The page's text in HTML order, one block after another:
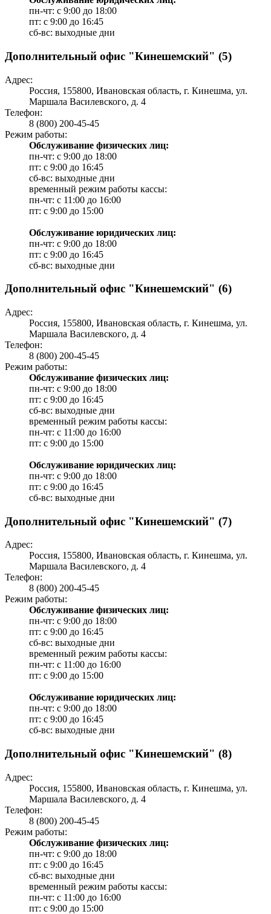
пн-чт: с 9:00 до 18:00
пт: с 9:00 до 16:45
сб-вс: выходные дни
Дополнительный офис "Кинешемский" (5)
Адрес:
Россия, 155800, Ивановская область, г. Кинешма, ул.
Маршала Василевского, д. 4
Телефон:
8 (800) 200-45-45
Режим работы:
Обслуживание физических лиц:
пн-чт: с 9:00 до 18:00
пт: с 9:00 до 16:45
сб-вс: выходные дни
временный режим работы кассы:
пн-чт: с 11:00 до 16:00
пт: с 9:00 до 15:00
Обслуживание юридических лиц:
пн-чт: с 9:00 до 18:00
пт: с 9:00 до 16:45
сб-вс: выходные дни
Дополнительный офис "Кинешемский" (6)
Адрес:
Россия, 155800, Ивановская область, г. Кинешма, ул.
Маршала Василевского, д. 4
Телефон:
8 (800) 200-45-45
Режим работы:
Обслуживание физических лиц:
пн-чт: с 9:00 до 18:00
пт: с 9:00 до 16:45
сб-вс: выходные дни
временный режим работы кассы:
пн-чт: с 11:00 до 16:00
пт: с 9:00 до 15:00
Обслуживание юридических лиц:
пн-чт: с 9:00 до 18:00
пт: с 9:00 до 16:45
сб-вс: выходные дни
Дополнительный офис "Кинешемский" (7)
Адрес:
Россия, 155800, Ивановская область, г. Кинешма, ул.
Маршала Василевского, д. 4
Телефон:
8 (800) 200-45-45
Режим работы:
Обслуживание физических лиц:
пн-чт: с 9:00 до 18:00
пт: с 9:00 до 16:45
сб-вс: выходные дни
временный режим работы кассы:
пн-чт: с 11:00 до 16:00
пт: с 9:00 до 15:00
Обслуживание юридических лиц:
пн-чт: с 9:00 до 18:00
пт: с 9:00 до 16:45
сб-вс: выходные дни
Дополнительный офис "Кинешемский" (8)
Адрес:
Россия, 155800, Ивановская область, г. Кинешма, ул.
Маршала Василевского, д. 4
Телефон:
8 (800) 200-45-45
Режим работы:
Обслуживание физических лиц:
пн-чт: с 9:00 до 18:00
пт: с 9:00 до 16:45
сб-вс: выходные дни
временный режим работы кассы:
пн-чт: с 11:00 до 16:00
пт: с 9:00 до 15:00